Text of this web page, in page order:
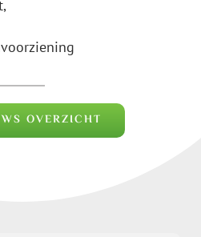
OVERZICHT